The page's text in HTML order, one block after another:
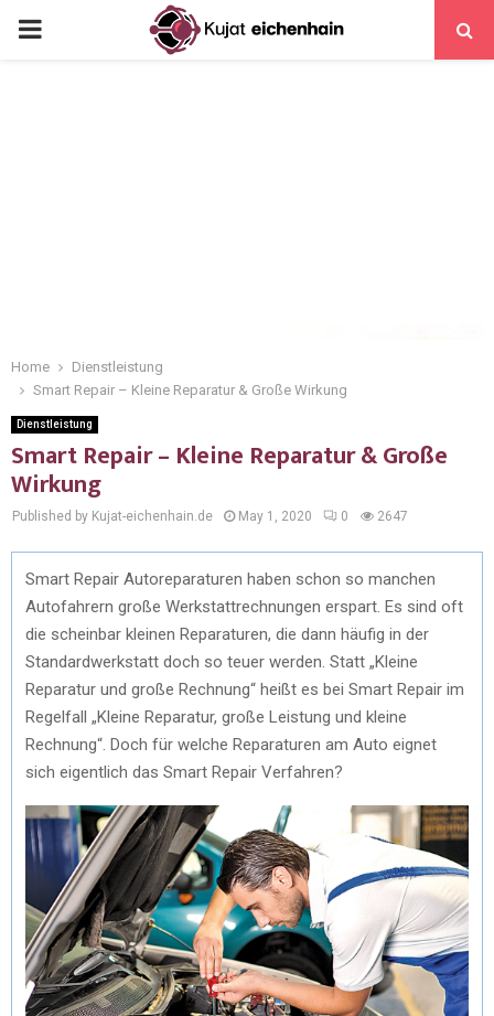
Home
Dienstleistung
Smart Repair – Kleine Reparatur & Große Wirkung
Dienstleistung
Smart Repair – Kleine Reparatur & Große
Wirkung
Published by Kujat-eichenhain.de May 1, 2020 0 2647
Smart Repair Autoreparaturen haben schon so manchen
Autofahrern große Werkstattrechnungen erspart. Es sind oft
die scheinbar kleinen Reparaturen, die dann häufig in der
Standardwerkstatt doch so teuer werden. Statt „Kleine
Reparatur und große Rechnung“ heißt es bei Smart Repair im
Regelfall „Kleine Reparatur, große Leistung und kleine
Rechnung“. Doch für welche Reparaturen am Auto eignet
sich eigentlich das Smart Repair Verfahren?